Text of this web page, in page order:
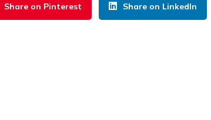
Share on Pinterest Share on LinkedIn